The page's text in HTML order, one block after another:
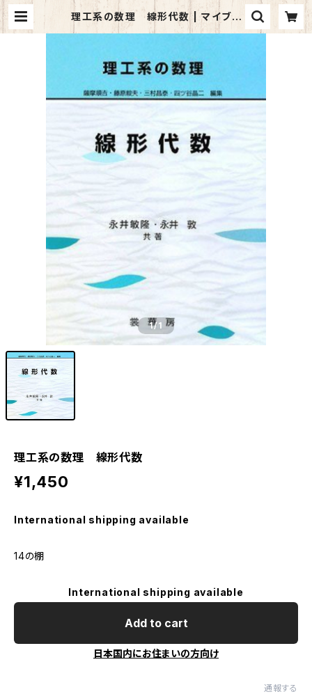
理工系の数理 線形代数 | マイブッ
クス関大前店(店頭受取オーダー用)
1/1
理工系の数理 線形代数
¥1,450
International shipping available
14の棚
International shipping available
Add to cart
日本国内にお住まいの方向け
通報する